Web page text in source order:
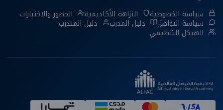
سياسة الخصوصية النزاهة الأكاديمية الحضور والاختبارات
سياسة التواصل دليل المدرب دليل المتدرب
الهيكل التنظيمي